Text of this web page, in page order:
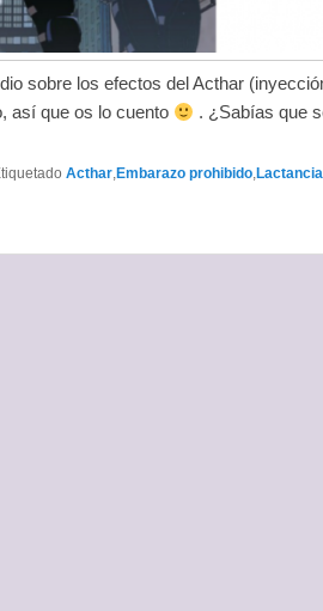
sobre los efectos del Acthar
así que os lo cuento
. ¿Sabías que
Acthar,Embarazo prohibido,